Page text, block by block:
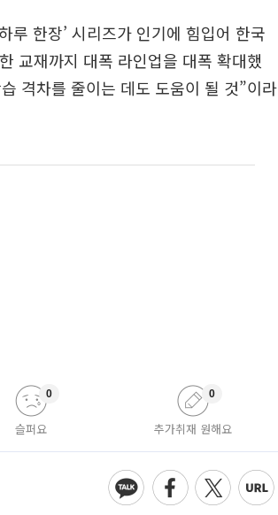
루 한장’ 시리즈가 인기에 힘입어 한국
교재까지 대폭 라인업을 대폭 확대했
격차를 줄이는 데도 도움이 될 것”이라
슬퍼요
0
추가취재 원해요
0